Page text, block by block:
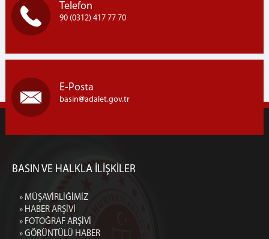
Telefon
90 (0312) 417 77 70
E-Posta
basin adalet.gov.tr
BASIN VE HALKLA İLİŞKİLER
» MÜŞAVİRLİĞİMİZ
» HABER ARŞİVİ
» FOTOĞRAF ARŞİVİ
» GÖRÜNTÜLÜ HABER